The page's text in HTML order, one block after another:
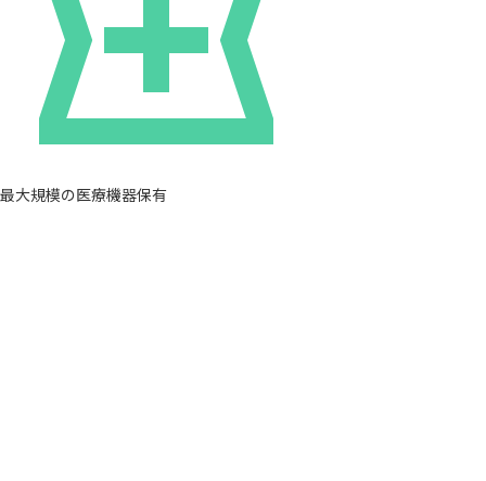
最大規模の医療機器保有